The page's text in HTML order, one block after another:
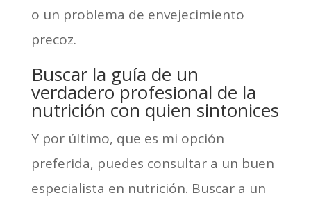
o un problema de envejecimiento
precoz.
Buscar la guía de un
verdadero profesional de la
nutrición con quien sintonices
Y por último, que es mi opción
preferida, puedes consultar a un buen
especialista en nutrición. Buscar a un